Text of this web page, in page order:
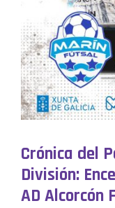
Crónica del
División:
AD Alcorcón